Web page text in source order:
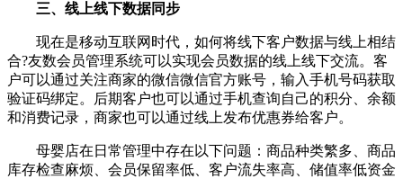
三、线上线下数据同步
现在是移动互联网时代，如何将线下客户数据与线上相结
合?友数会员管理系统可以实现会员数据的线上线下交流。客
户可以通过关注商家的微信微信官方账号，输入手机号码获取
验证码绑定。后期客户也可以通过手机查询自己的积分、余额
和消费记录，商家也可以通过线上发布优惠券给客户。
母婴店在日常管理中存在以下问题：商品种类繁多、商品
库存检查麻烦、会员保留率低、客户流失率高、储值率低资金